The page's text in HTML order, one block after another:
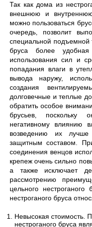
Так как дома из
внешнюю и
можно пользоваться
очередь, позволит
специальной подъемной
бруса более
использования сил и
попадания влаги в
вывода наружу,
создания
долговечные и теплые
обратить особое
брусьев, поскольку
негативному влиянию
возведению их лучше
защитным составом.
соединения венцов
крепеж очень сильно
а также исключает
рассмотрению
цельного
нестроганого бруса
Невысокая стоимость.
нестроганого бруса